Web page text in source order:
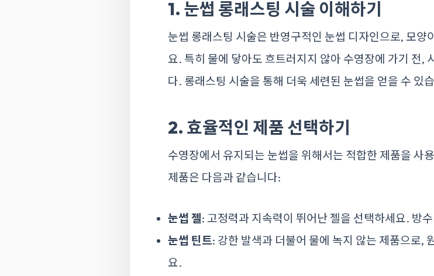
1. 눈썹 롱래스팅 시술 이해하기
눈썹 롱래스팅 시술은 반영구적인 눈썹 디자인으로, 모양
요. 특히 물에 닿아도 흐트러지지 않아 수영장에 가기 전,
다. 롱래스팅 시술을 통해 더욱 세련된 눈썹을 얻을 수 있
2. 효율적인 제품 선택하기
수영장에서 유지되는 눈썹을 위해서는 적합한 제품을 사
제품은 다음과 같습니다:
눈썹 젤: 고정력과 지속력이 뛰어난 젤을 선택하세요. 방
눈썹 틴트: 강한 발색과 더불어 물에 녹지 않는 제품으로,
요.